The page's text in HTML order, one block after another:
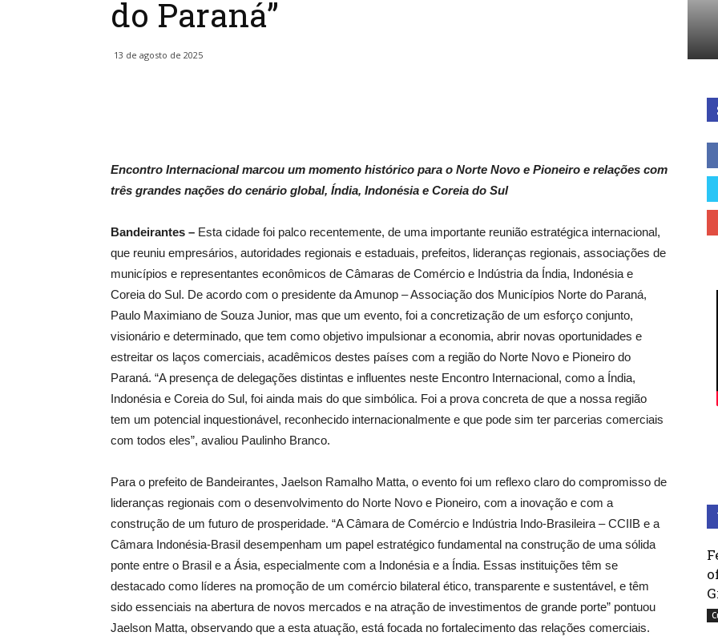
Paraná
do Paraná”
13 de agosto de 2025
Encontro Internacional marcou um momento histórico para o Norte Novo e Pioneiro e relações com
três grandes nações do cenário global, Índia, Indonésia e Coreia do Sul
Bandeirantes – Esta cidade foi palco recentemente, de uma importante reunião estratégica internacional,
que reuniu empresários, autoridades regionais e estaduais, prefeitos, lideranças regionais, associações de
municípios e representantes econômicos de Câmaras de Comércio e Indústria da Índia, Indonésia e
Coreia do Sul. De acordo com o presidente da Amunop – Associação dos Municípios Norte do Paraná,
Paulo Maximiano de Souza Junior, mas que um evento, foi a concretização de um esforço conjunto,
visionário e determinado, que tem como objetivo impulsionar a economia, abrir novas oportunidades e
estreitar os laços comerciais, acadêmicos destes países com a região do Norte Novo e Pioneiro do
Paraná. “A presença de delegações distintas e influentes neste Encontro Internacional, como a Índia,
Indonésia e Coreia do Sul, foi ainda mais do que simbólica. Foi a prova concreta de que a nossa região
tem um potencial inquestionável, reconhecido internacionalmente e que pode sim ter parcerias comerciais
com todos eles”, avaliou Paulinho Branco.
Para o prefeito de Bandeirantes, Jaelson Ramalho Matta, o evento foi um reflexo claro do compromisso de
lideranças regionais com o desenvolvimento do Norte Novo e Pioneiro, com a inovação e com a
construção de um futuro de prosperidade. “A Câmara de Comércio e Indústria Indo-Brasileira – CCIIB e a
Câmara Indonésia-Brasil desempenham um papel estratégico fundamental na construção de uma sólida
ponte entre o Brasil e a Ásia, especialmente com a Indonésia e a Índia. Essas instituições têm se
destacado como líderes na promoção de um comércio bilateral ético, transparente e sustentável, e têm
sido essenciais na abertura de novos mercados e na atração de investimentos de grande porte” pontuou
Jaelson Matta, observando que a esta atuação, está focada no fortalecimento das relações comerciais.